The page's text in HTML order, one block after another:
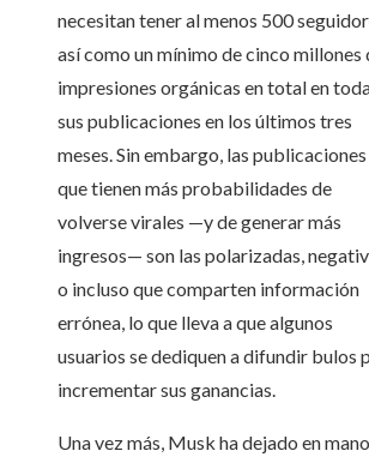
necesitan tener al menos 500
así como un mínimo de cinco millones
impresiones orgánicas en total en
sus publicaciones en los últimos tres
meses. Sin embargo, las publicaciones
que tienen más probabilidades de
volverse virales —y de generar más
ingresos— son las polarizadas,
o incluso que comparten información
errónea, lo que lleva a que algunos
usuarios se dediquen a difundir bulos
incrementar sus ganancias.
Una vez más, Musk ha dejado en